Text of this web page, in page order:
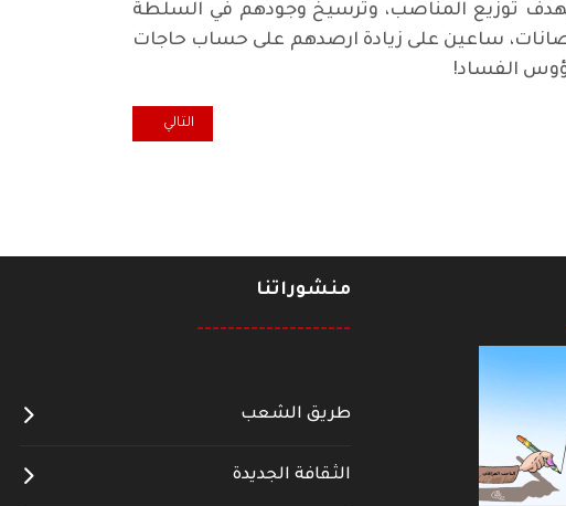
توزيع المناصب، وترسيخ وجودهم في السلطة
ساعين على زيادة ارصدهم على حساب حاجات
الفساد!
المقال التالي: اكول... قناة
التالي
منشوراتنا
--------------------
طريق الشعب
الثقافة الجديدة